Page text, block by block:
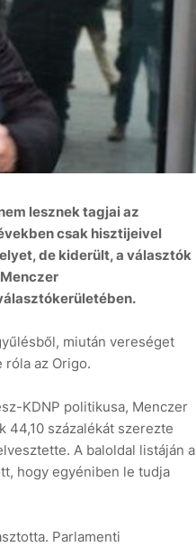
lesznek tagjai az
csak hisztijeivel
de kiderült, a választók
miután vereséget
az Origo.
KDNP politikusa, Menczer
44,10 százalékát szerezte
A baloldal listáján a
hogy egyéniben le tudja
Parlamenti